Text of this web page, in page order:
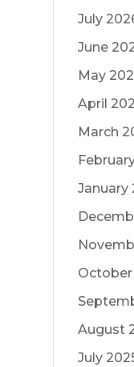
July
June
May
April
March
January
August
July